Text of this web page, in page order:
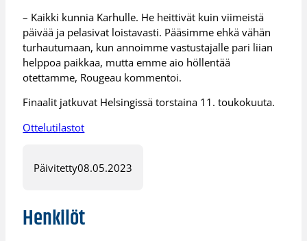
– Kaikki kunnia Karhulle. He heittivät kuin viimeistä
päivää ja pelasivat loistavasti. Pääsimme ehkä vähän
turhautumaan, kun annoimme vastustajalle pari liian
helppoa paikkaa, mutta emme aio höllentää
otettamme, Rougeau kommentoi.
Finaalit jatkuvat Helsingissä torstaina 11. toukokuuta.
Ottelutilastot
Päivitetty08.05.2023
Henkilöt